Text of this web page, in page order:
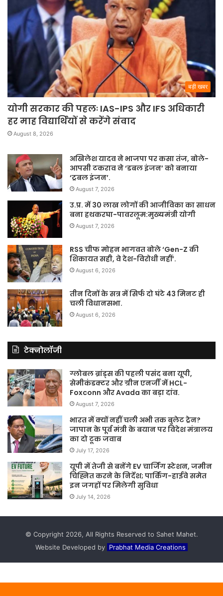
बड़ी खबर
योगी सरकार की पहलः IAS-IPS और IFS अधिकारी
हर माह विद्यार्थियों से करेंगे संवाद
August 8, 2026
अखिलेश यादव ने भाजपा पर कसा तंज, बोले-
आपसी टकराव ने ‘डबल इंजन’ को बनाया
‘ट्रबल इंजन’.
August 7, 2026
उ.प्र. में 30 लाख लोगों की आजीविका का साधन
बना हथकरघा-पावरलूम:मुख्यमंत्री योगी
August 7, 2026
RSS चीफ मोहन भागवत बोले ‘Gen-Z की
शिकायत सही, वे देश-विरोधी नहीं’.
August 6, 2026
तीन दिनों के सत्र में सिर्फ दो घंटे 43 मिनट ही
चली विधानसभा.
August 6, 2026
टेक्नोलॉजी
ग्लोबल ब्रांड्स की पहली पसंद बना यूपी,
सेमीकंडक्टर और ग्रीन एनर्जी में HCL-
Foxconn और Avada का बड़ा दांव.
August 7, 2026
भारत में क्यों नहीं चली अभी तक बुलेट ट्रेन?
जापान के पूर्व मंत्री के बयान पर विदेश मंत्रालय
का दो टूक जवाब
July 17, 2026
यूपी में तेजी से बनेंगे EV चार्जिंग स्टेशन, जमीन
चिह्नित करने के निर्देश; पार्किंग-हाईवे समेत
इन जगहों पर मिलेगी सुविधा
July 14, 2026
© Copyright 2026, All Rights Reserved to Sahet Mahet.
Website Developed by Prabhat Media Creations